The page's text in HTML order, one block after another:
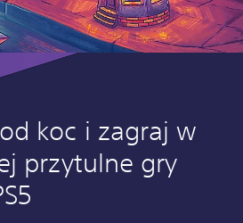
koc i zagraj w
przytulne gry